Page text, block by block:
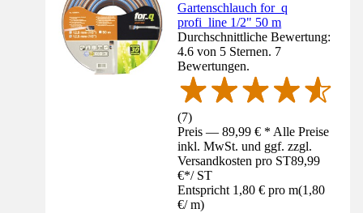
Gartenschlauch for_q
profi_line 1/2" 50 m
Durchschnittliche Bewertung:
4.6 von 5 Sternen. 7
Bewertungen.
(7)
Preis — 89,99 € * Alle Preise
inkl. MwSt. und ggf. zzgl.
Versandkosten pro ST89,99
€*/ ST
Entspricht 1,80 € pro m(1,80
€/ m)